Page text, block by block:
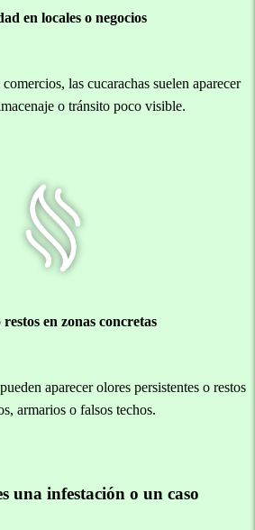
en locales o negocios
las cucarachas suelen aparecer
o tránsito poco visible.
restos en zonas concretas
aparecer olores persistentes o restos
armarios o falsos techos.
una infestación o un caso